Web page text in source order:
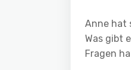
Anne hat
Was gibt
Fragen